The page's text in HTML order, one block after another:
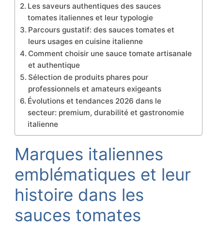
Les saveurs authentiques des sauces
tomates italiennes et leur typologie
Parcours gustatif: des sauces tomates et
leurs usages en cuisine italienne
Comment choisir une sauce tomate artisanale
et authentique
Sélection de produits phares pour
professionnels et amateurs exigeants
Évolutions et tendances 2026 dans le
secteur: premium, durabilité et gastronomie
italienne
Marques italiennes
emblématiques et leur
histoire dans les
sauces tomates